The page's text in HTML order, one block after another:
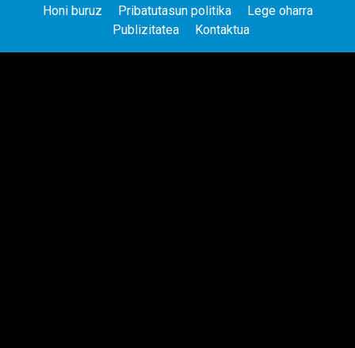
Honi buruz Pribatutasun politika
Lege oharra
Publizitatea
Kontaktua